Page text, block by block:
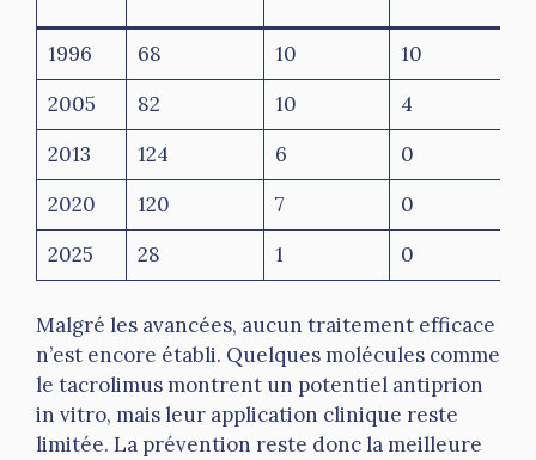
1996 68 10
10
2005
82 10
4
2013
124 6
0
2020
120 7
0
2025
28 1 0
Malgré les avancées, aucun traitement efficace
n’est encore établi. Quelques molécules comme
le tacrolimus montrent un potentiel antiprion
in vitro, mais leur application clinique reste
limitée. La prévention reste donc la meilleure